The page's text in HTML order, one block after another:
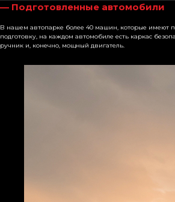
— Подготовленные автомобили
В нашем автопарке более 40 машин, которые имеют
подготовку, на каждом автомобиле есть каркас
ручник и, конечно, мощный двигатель.